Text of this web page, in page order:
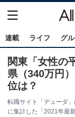
連載 ライフ グ
関東「女性の
県（340万円
位は？
転職サイト「デューダ
に集計した「2021年最